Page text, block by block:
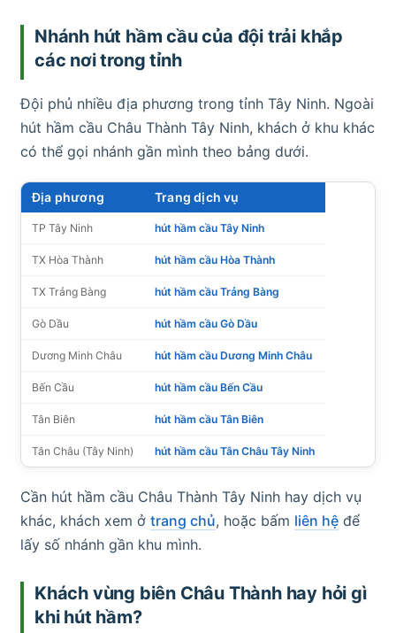
Nhánh hút hầm cầu của đội trải khắp
các nơi trong tỉnh
Đội phủ nhiều địa phương trong tỉnh Tây Ninh. Ngoài
hút hầm cầu Châu Thành Tây Ninh, khách ở khu khác
có thể gọi nhánh gần mình theo bảng dưới.
Địa phương Trang dịch vụ
TP Tây Ninh hút hầm cầu Tây Ninh
TX Hòa Thành hút hầm cầu Hòa Thành
TX Trảng Bàng hút hầm cầu Trảng Bàng
Gò Dầu hút hầm cầu Gò Dầu
Dương Minh Châu hút hầm cầu Dương Minh Châu
Bến Cầu hút hầm cầu Bến Cầu
Tân Biên hút hầm cầu Tân Biên
Tân Châu (Tây Ninh) hút hầm cầu Tân Châu Tây Ninh
Cần hút hầm cầu Châu Thành Tây Ninh hay dịch vụ
khác, khách xem ở trang chủ, hoặc bấm liên hệ để
lấy số nhánh gần khu mình.
Khách vùng biên Châu Thành hay hỏi gì
khi hút hầm?